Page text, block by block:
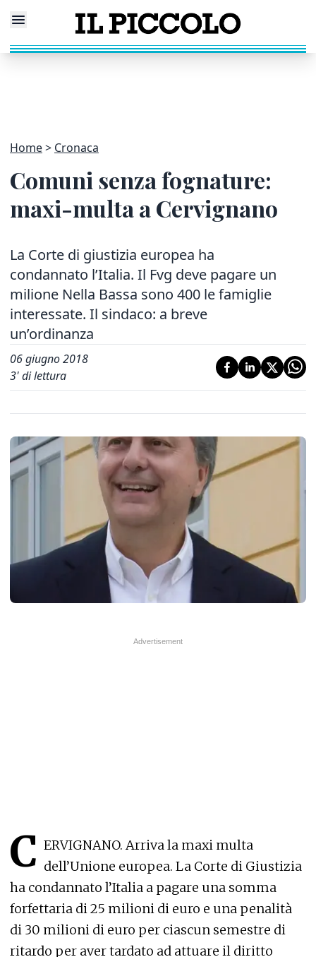
Home Cronaca
Comuni senza fognature:
maxi-multa a Cervignano
La Corte di giustizia europea ha
condannato l’Italia. Il Fvg deve pagare un
milione Nella Bassa sono 400 le famiglie
interessate. Il sindaco: a breve
un’ordinanza
06 giugno 2018
3' di lettura
C ERVIGNANO. Arriva la maxi multa
dell’Unione europea. La Corte di Giustizia
ha condannato l’Italia a pagare una somma
forfettaria di 25 milioni di euro e una penalità
di 30 milioni di euro per ciascun semestre di
ritardo per aver tardato ad attuare il diritto